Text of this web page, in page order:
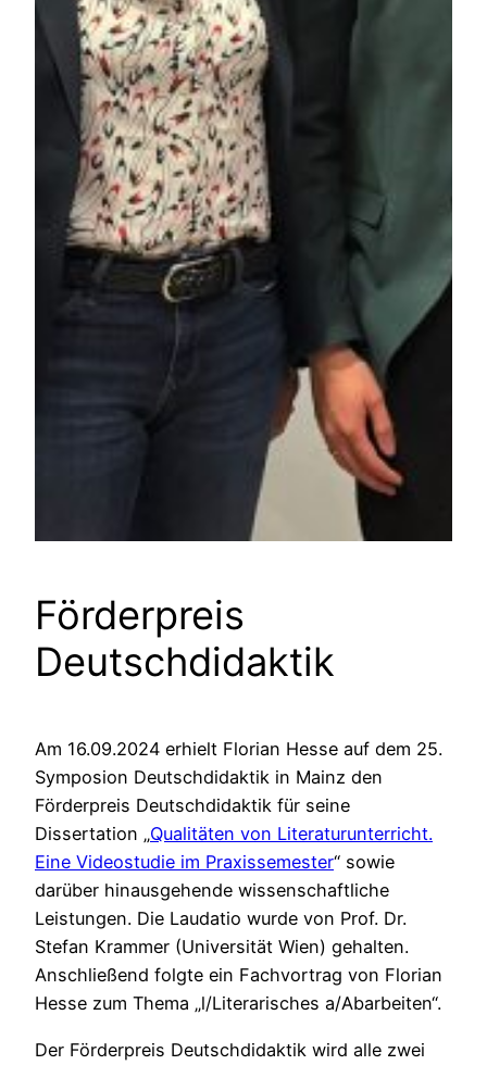
Förderpreis
Deutschdidaktik
Am 16.09.2024 erhielt Florian Hesse auf dem 25.
Symposion Deutschdidaktik in Mainz den
Förderpreis Deutschdidaktik für seine
Dissertation „Qualitäten von Literaturunterricht.
Eine Videostudie im Praxissemester“ sowie
darüber hinausgehende wissenschaftliche
Leistungen. Die Laudatio wurde von Prof. Dr.
Stefan Krammer (Universität Wien) gehalten.
Anschließend folgte ein Fachvortrag von Florian
Hesse zum Thema „l/Literarisches a/Abarbeiten“.
Der Förderpreis Deutschdidaktik wird alle zwei